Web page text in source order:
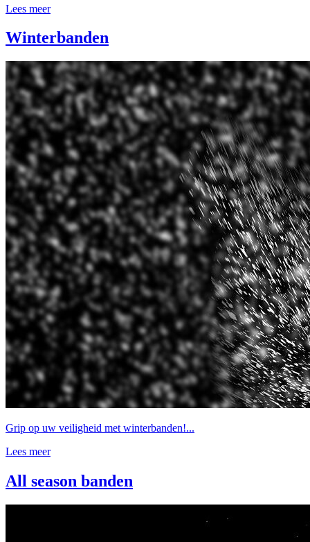
Lees meer
Winterbanden
Grip op uw veiligheid met winterbanden!...
Lees meer
All season banden